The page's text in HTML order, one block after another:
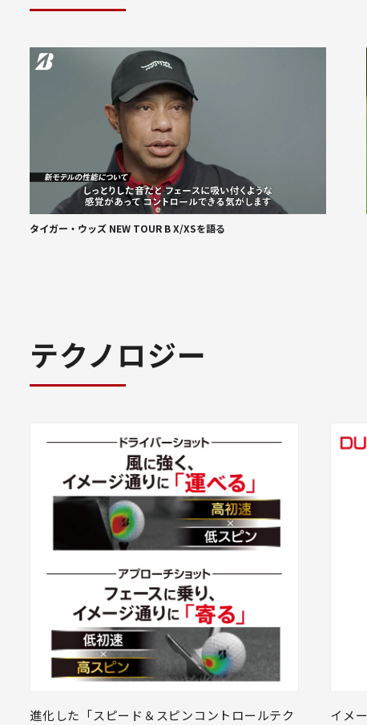
タイガー・ウッズ NEW TOUR B X/XSを語る
テクノロジー
進化した「スピード＆スピンコントロールテク
イメ